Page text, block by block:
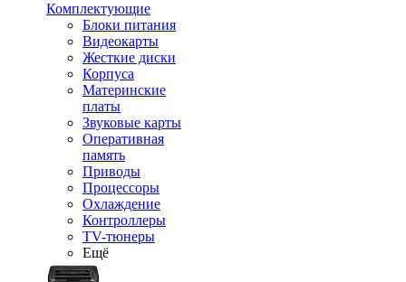
Комплектующие
Блоки питания
Видеокарты
Жесткие диски
Корпуса
Материнские
платы
Звуковые карты
Оперативная
память
Приводы
Процессоры
Охлаждение
Контроллеры
TV-тюнеры
Ещё